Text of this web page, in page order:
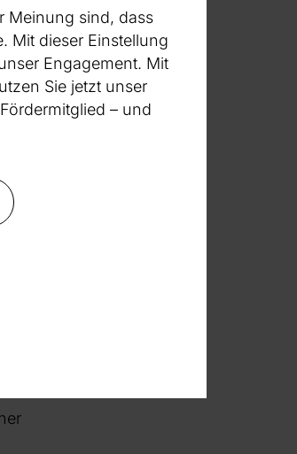
den
und
Meinung sind, dass
Mit dieser Einstellung
Engagement. Mit
Sie jetzt unser
– und